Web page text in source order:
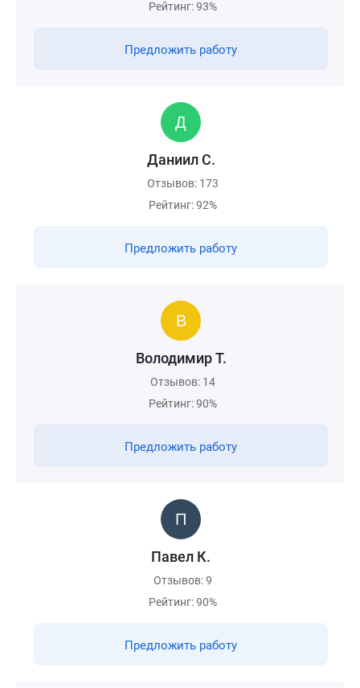
Рейтинг: 93%
Предложить работу
Даниил С.
Отзывов: 173
Рейтинг: 92%
Предложить работу
Володимир Т.
Отзывов: 14
Рейтинг: 90%
Предложить работу
Павел К.
Отзывов: 9
Рейтинг: 90%
Предложить работу